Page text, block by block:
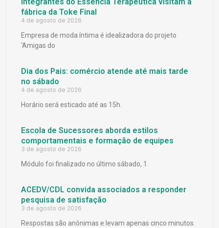
Integrantes do Essência Terapêutica visitam a
fábrica da Toke Final
4 de agosto de 2026
Empresa de moda íntima é idealizadora do projeto
‘Amigas do
Dia dos Pais: comércio atende até mais tarde
no sábado
4 de agosto de 2026
Horário será esticado até as 15h.
Escola de Sucessores aborda estilos
comportamentais e formação de equipes
3 de agosto de 2026
Módulo foi finalizado no último sábado, 1.
ACEDV/CDL convida associados a responder
pesquisa de satisfação
3 de agosto de 2026
Respostas são anônimas e levam apenas cinco minutos.